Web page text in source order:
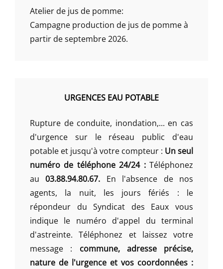
Atelier de jus de pomme:
Campagne production de jus de pomme à
partir de septembre 2026.
URGENCES EAU POTABLE
Rupture de conduite, inondation,... en cas
d'urgence sur le réseau public d'eau
potable et jusqu'à votre compteur : Un seul
numéro de téléphone 24/24 :Téléphonez
au03.88.94.80.67. En l'absence de nos
agents, la nuit, les jours fériés : le
répondeur du Syndicat des Eaux vous
indique le numéro d'appel du terminal
d'astreinte. Téléphonez et laissez votre
message : commune, adresse précise,
nature de l'urgence et vos coordonnées :